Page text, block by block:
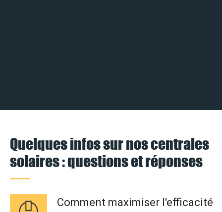
Quelques infos sur nos centrales
solaires : questions et réponses
Comment maximiser l'efficacité